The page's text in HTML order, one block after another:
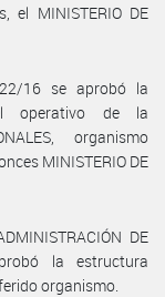
MINISTERIO DE
16 se aprobó la
operativo de la
organismo
MINISTERIO DE
DE
la estructura
organismo.